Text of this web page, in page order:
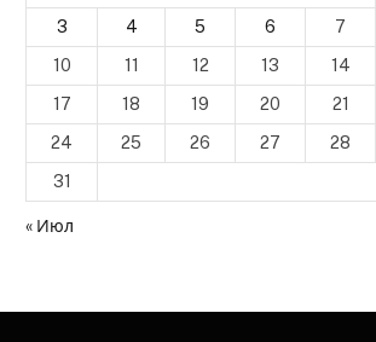
3
4 5 6 7
10
11 12 13 14
17
18 19 20 21
24
25 26 27 28
31
« Июл